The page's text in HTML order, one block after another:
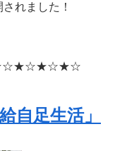
れました！
自足生活」